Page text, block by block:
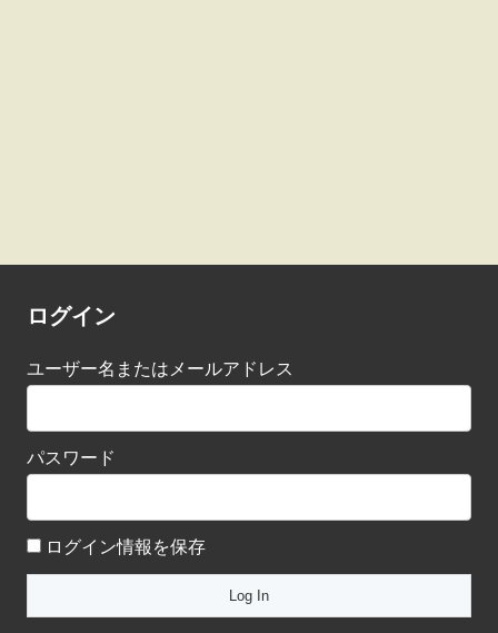
ログイン
ユーザー名またはメールアドレス
パスワード
ログイン情報を保存